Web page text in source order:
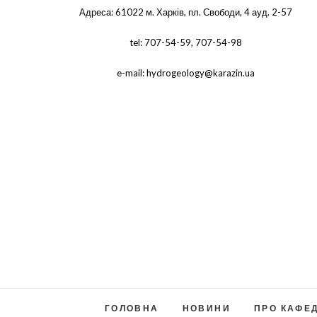
Адреса: 61022 м. Харків, пл. Свободи, 4 ауд. 2-57
tel: 707-54-59, 707-54-98
e-mail: hydrogeology@karazin.ua
ГОЛОВНА НОВИНИ ПРО